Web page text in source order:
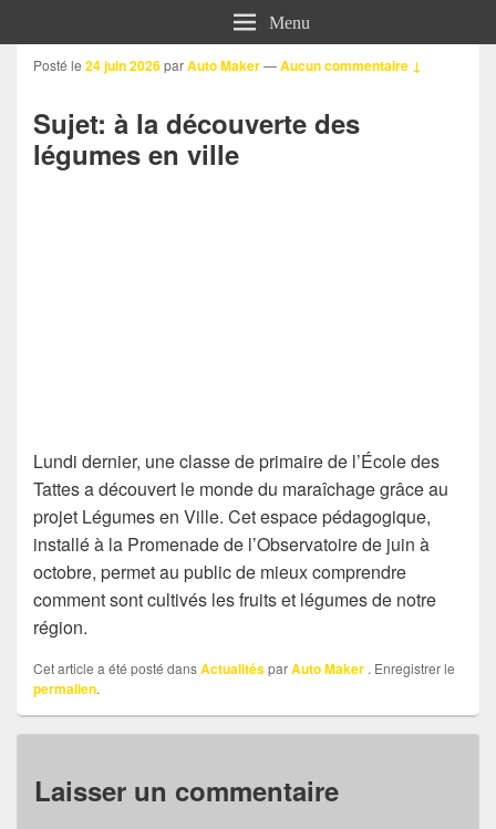
Menu
Posté le 24 juin 2026parAuto Maker—Aucun commentaire ↓
Sujet: à la découverte des
légumes en ville
Lundi dernier, une classe de primaire de l’École des
Tattes a découvert le monde du maraîchage grâce au
projet Légumes en Ville. Cet espace pédagogique,
installé à la Promenade de l’Observatoire de juin à
octobre, permet au public de mieux comprendre
comment sont cultivés les fruits et légumes de notre
région.
Cet article a été posté dansActualitésparAuto Maker . Enregistrer le
permalien.
Laisser un commentaire